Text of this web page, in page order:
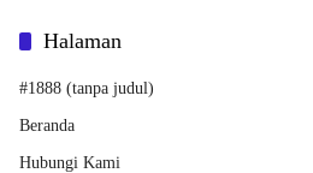
Halaman
#1888 (tanpa judul)
Beranda
Hubungi Kami